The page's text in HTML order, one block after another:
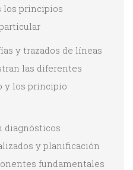
los principios
y trazados de líneas
las diferentes
y los principio
diagnósticos
y planificación
fundamentales